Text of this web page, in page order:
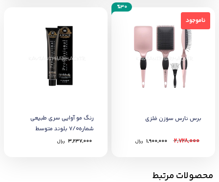
ناموجود
%30
ناموجود
برس نارس سوزن فلزي
2,728,000
1,900,000 ﷼
رنگ مو آوایی سری طبیعی
شماره7/0 بلوند متوسط
3,237,000 ﷼
محصولات مرتبط